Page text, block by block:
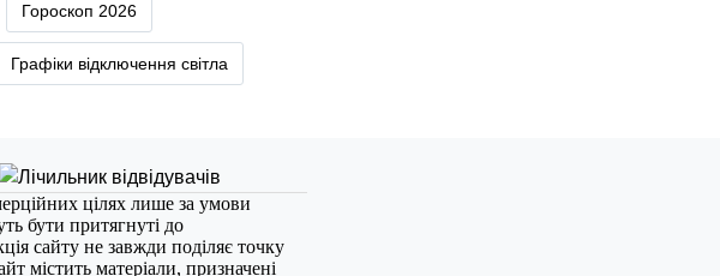
Гороскоп 2026
Графіки відключення світла
цілях лише за умови
бути притягнуті до
сайту не завжди поділяє точку
містить матеріали, призначені